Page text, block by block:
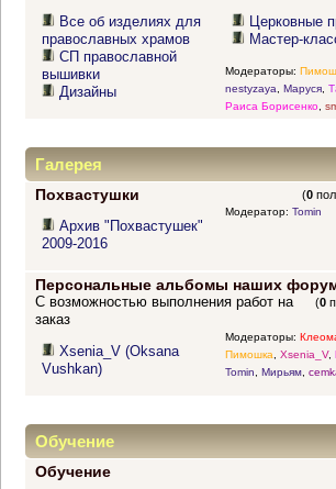
Все об изделиях для
православных храмов
СП православной
вышивки
Дизайны
Церковные
Мастер-
Модераторы:
nestyzaya
Маруся,
Раиса Борисенко,
Галерея
Похвастушки (0
Архив "Похвастушек"
2009-2016
Модератор: Tomin
Персональные альбомы наших
(0
С возможностью выполнения работ на
заказ
Xsenia_V (Oksana
Vushkan)
Модераторы:
Пимошка, Xsenia_V,
Tomin, Мирьям,
Обучение
Обучение